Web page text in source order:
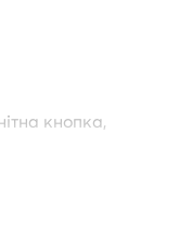
кнопка,